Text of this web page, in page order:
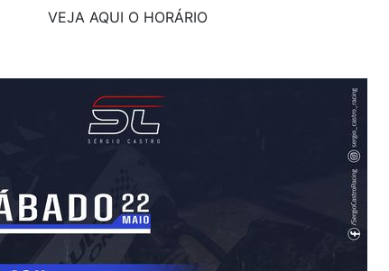
VEJA AQUI O HORÁRIO